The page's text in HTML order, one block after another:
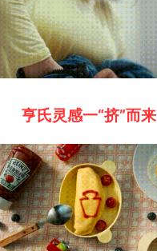
亨氏灵感一“挤”而来